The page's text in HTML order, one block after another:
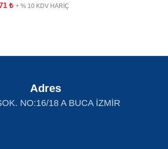
₺ + % 10 KDV HARİÇ
Adres
NO:16/18 A BUCA İZMİR